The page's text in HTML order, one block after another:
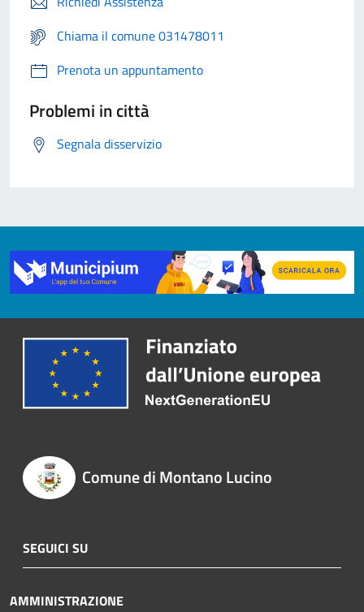
Chiama il comune 031478011
Prenota un appuntamento
Problemi in città
Segnala disservizio
Comune di Montano Lucino
SEGUICI SU
AMMINISTRAZIONE